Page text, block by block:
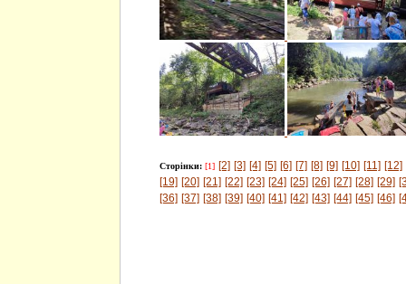
Сторінки: [1] [2] [3] [4] [5] [6] [7] [8] [9] [10] [11] [12]
[19] [20] [21] [22] [23] [24] [25] [26] [27] [28] [29]
[36] [37] [38] [39] [40] [41] [42] [43] [44] [45] [46]